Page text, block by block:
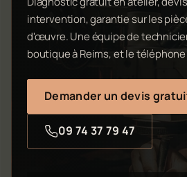
intervention, garantie sur les
d'œuvre. Une équipe de
boutique à Reims, et le
Demander un devis
09 74 37 79 47